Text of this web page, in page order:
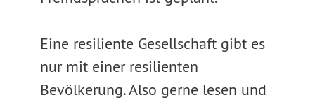
Eine resiliente Gesellschaft gibt es
nur mit einer resilienten
Bevölkerung. Also gerne lesen und